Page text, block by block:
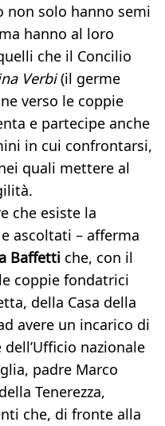
solo hanno semi
hanno al loro
che il Concilio
Verbi(il germe
verso le coppie
e partecipe anche
in cui confrontarsi,
quali mettere al
che esiste la
ascoltati – afferma
Baffetti che, con il
coppie fondatrici
della Casa della
avere un incarico di
nazionale
padre Marco
Tenerezza,
che, di fronte alla